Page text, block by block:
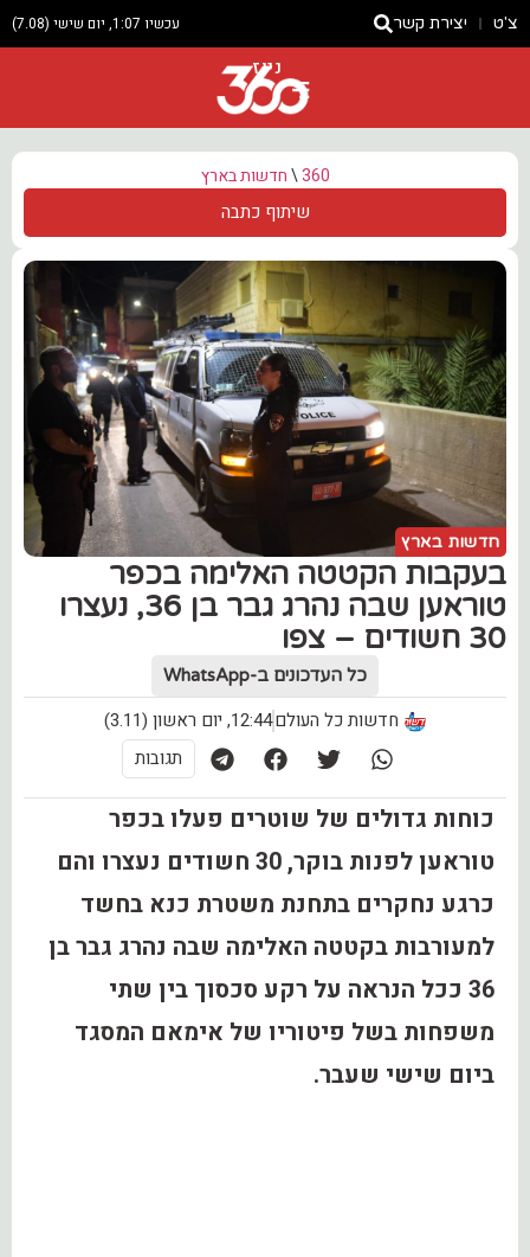
צ'ט יצירת קשר עכשיו 1:07, יום שישי (7.08)
ניוז
360
\חדשות בארץ
שיתוף כתבה
חדשות בארץ
בעקבות הקטטה האלימה בכפר
טוראען שבה נהרג גבר בן 36, נעצרו
30 חשודים – צפו
כל העדכונים ב-WhatsApp
חדשות כל העולם12:44, יום ראשון (3.11)
תגובות
כוחות גדולים של שוטרים פעלו בכפר
טוראען לפנות בוקר, 30 חשודים נעצרו והם
כרגע נחקרים בתחנת משטרת כנא בחשד
למעורבות בקטטה האלימה שבה נהרג גבר בן
36 ככל הנראה על רקע סכסוך בין שתי
משפחות בשל פיטוריו של אימאם המסגד
ביום שישי שעבר.